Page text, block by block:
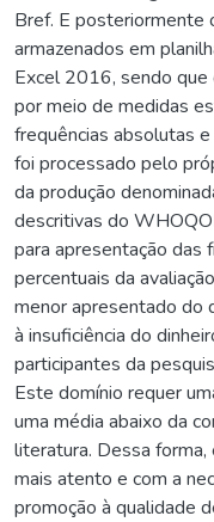
Bref. E posteriormente
armazenados em
Excel 2016, sendo que
por meio de medidas
frequências absolutas
foi processado pelo
da produção
descritivas do
para apresentação das
percentuais da
menor apresentado do
à insuficiência do
participantes da
Este domínio requer
uma média abaixo da
literatura. Dessa
mais atento e com a
promoção à qualidade